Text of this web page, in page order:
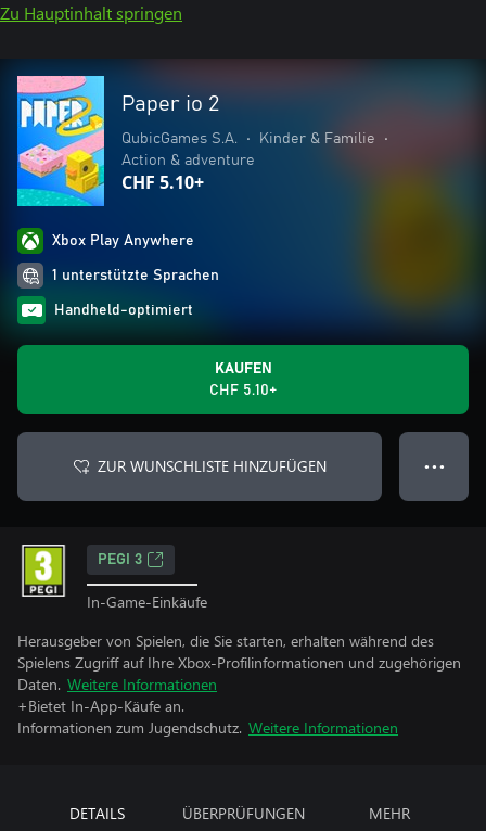
Zu Hauptinhalt springen
Paper io 2
QubicGames S.A. • Kinder & Familie
•
Action & adventure
CHF 5.10+
Xbox Play Anywhere
1 unterstützte Sprachen
Handheld-optimiert
KAUFEN
CHF 5.10+
ZUR WUNSCHLISTE HINZUFÜGEN ● ● ●
PEGI 3
In-Game-Einkäufe
Herausgeber von Spielen, die Sie starten, erhalten während des
Spielens Zugriff auf Ihre Xbox-Profilinformationen und zugehörigen
Daten. Weitere Informationen
+Bietet In-App-Käufe an.
Informationen zum Jugendschutz. Weitere Informationen
DETAILS ÜBERPRÜFUNGEN MEHR